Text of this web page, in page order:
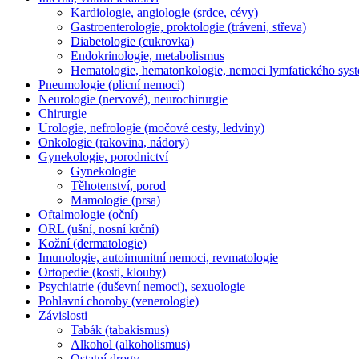
Kardiologie, angiologie (srdce, cévy)
Gastroenterologie, proktologie (trávení, střeva)
Diabetologie (cukrovka)
Endokrinologie, metabolismus
Hematologie, hematonkologie, nemoci lymfatického
Pneumologie (plicní nemoci)
Neurologie (nervové), neurochirurgie
Chirurgie
Urologie, nefrologie (močové cesty, ledviny)
Onkologie (rakovina, nádory)
Gynekologie, porodnictví
Gynekologie
Těhotenství, porod
Mamologie (prsa)
Oftalmologie (oční)
ORL (ušní, nosní krční)
Kožní (dermatologie)
Imunologie, autoimunitní nemoci, revmatologie
Ortopedie (kosti, klouby)
Psychiatrie (duševní nemoci), sexuologie
Pohlavní choroby (venerologie)
Závislosti
Tabák (tabakismus)
Alkohol (alkoholismus)